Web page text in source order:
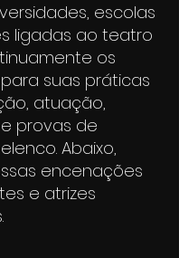
escolas
ligadas ao teatro
os
suas práticas
atuação,
provas de
Abaixo,
encenações
e atrizes